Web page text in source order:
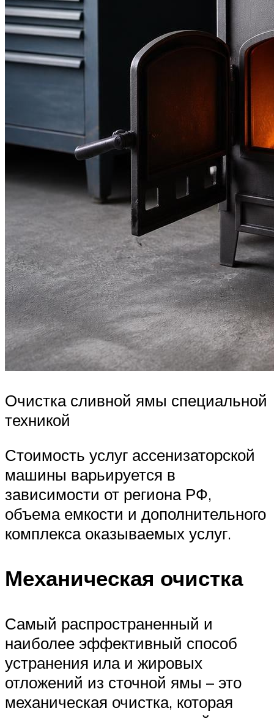
Очистка сливной ямы специальной
техникой
Стоимость услуг ассенизаторской
машины варьируется в
зависимости от региона РФ,
объема емкости и дополнительного
комплекса оказываемых услуг.
Механическая очистка
Самый распространенный и
наиболее эффективный способ
устранения ила и жировых
отложений из сточной ямы – это
механическая очистка, которая